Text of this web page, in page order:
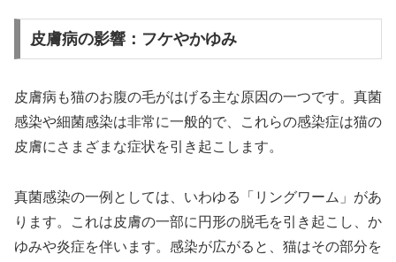
皮膚病の影響：フケやかゆみ
皮膚病も猫のお腹の毛がはげる主な原因の一つです。真菌
感染や細菌感染は非常に一般的で、これらの感染症は猫の
皮膚にさまざまな症状を引き起こします。
真菌感染の一例としては、いわゆる「リングワーム」があ
ります。これは皮膚の一部に円形の脱毛を引き起こし、か
ゆみや炎症を伴います。感染が広がると、猫はその部分を